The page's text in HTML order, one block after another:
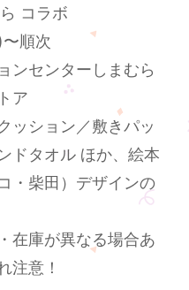
コラボ
順次
ンセンターしまむら
ア
ッション／敷きパッ
ドタオル ほか、絵本
・柴田）デザインの
在庫が異なる場合あ
注意！